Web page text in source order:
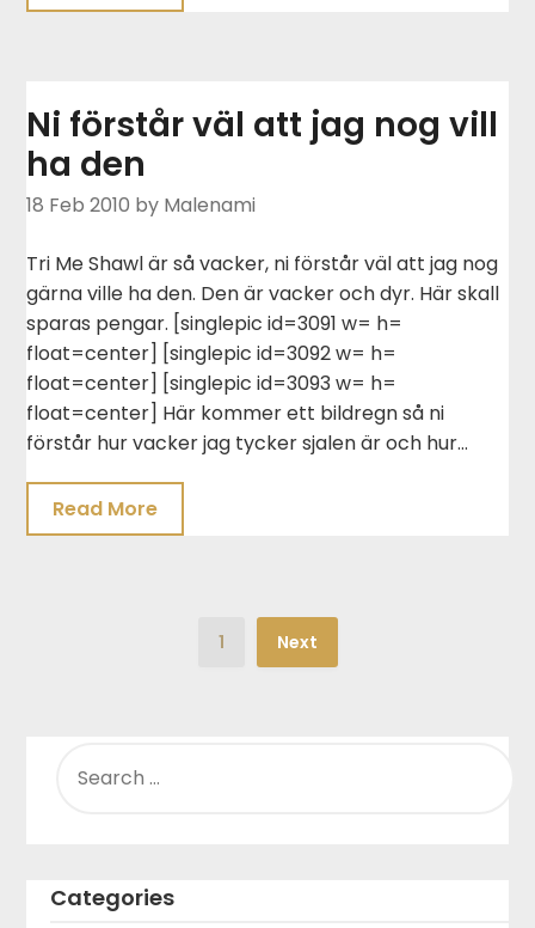
Ni förstår väl att jag nog vill
ha den
18 Feb 2010 by Malenami
Tri Me Shawl är så vacker, ni förstår väl att jag nog
gärna ville ha den. Den är vacker och dyr. Här skall
sparas pengar. [singlepic id=3091 w= h=
float=center] [singlepic id=3092 w= h=
float=center] [singlepic id=3093 w= h=
float=center] Här kommer ett bildregn så ni
förstår hur vacker jag tycker sjalen är och hur…
Read More
1 Next
FOR:
Categories